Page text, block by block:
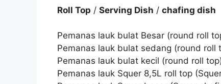
Roll Top / Serving Dish / chafing dish
Pemanas lauk bulat Besar (round roll
Pemanas lauk bulat sedang (round roll
Pemanas lauk bulat kecil (round roll
Pemanas lauk Squer 8,5L roll top